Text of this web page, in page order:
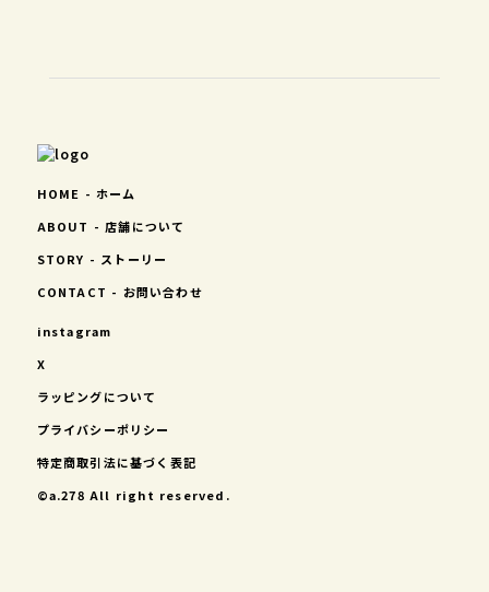
HOME - ホーム
ABOUT - 店舗について
STORY - ストーリー
CONTACT - お問い合わせ
instagram
X
ラッピングについて
プライバシーポリシー
特定商取引法に基づく表記
©︎a.278 All right reserved.